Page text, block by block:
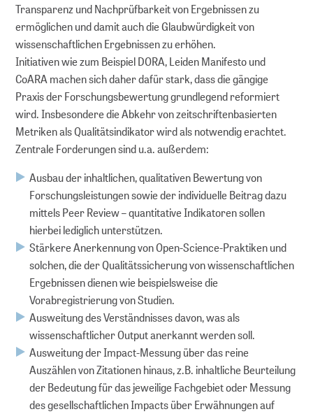
Transparenz und Nachprüfbarkeit von Ergebnissen zu
ermöglichen und damit auch die Glaubwürdigkeit von
wissenschaftlichen Ergebnissen zu erhöhen.
Initiativen wie zum Beispiel DORA, Leiden Manifesto und
CoARA machen sich daher dafür stark, dass die gängige
Praxis der Forschungsbewertung grundlegend reformiert
wird. Insbesondere die Abkehr von zeitschriftenbasierten
Metriken als Qualitätsindikator wird als notwendig erachtet.
Zentrale Forderungen sind u.a. außerdem:
Ausbau der inhaltlichen, qualitativen Bewertung von
Forschungsleistungen sowie der individuelle Beitrag dazu
mittels Peer Review – quantitative Indikatoren sollen
hierbei lediglich unterstützen.
Stärkere Anerkennung von Open-Science-Praktiken und
solchen, die der Qualitätssicherung von wissenschaftlichen
Ergebnissen dienen wie beispielsweise die
Vorabregistrierung von Studien.
Ausweitung des Verständnisses davon, was als
wissenschaftlicher Output anerkannt werden soll.
Ausweitung der Impact-Messung über das reine
Auszählen von Zitationen hinaus, z.B. inhaltliche Beurteilung
der Bedeutung für das jeweilige Fachgebiet oder Messung
des gesellschaftlichen Impacts über Erwähnungen auf